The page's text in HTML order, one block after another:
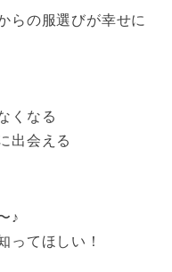
らの服選びが幸せに
くなる
出会える
♪
ってほしい！